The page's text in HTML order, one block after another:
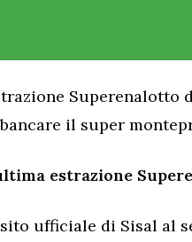
Superenalotto
il super
estrazione
ufficiale di Sisal al